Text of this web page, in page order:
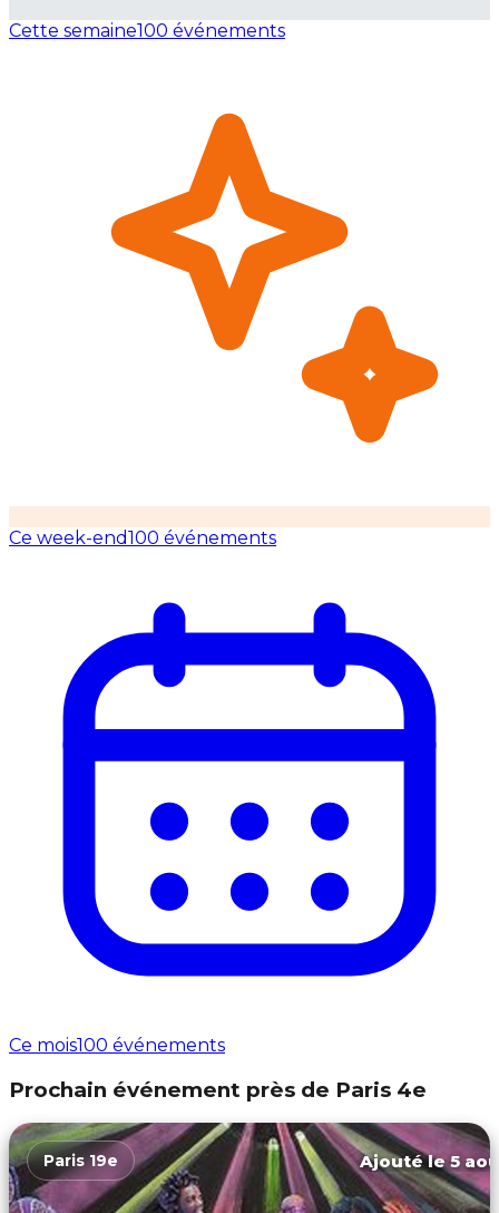
Cette semaine100 événements
Ce week-end100 événements
Ce mois100 événements
Prochain événement près de Paris 4e
Paris 19e Ajouté le 5